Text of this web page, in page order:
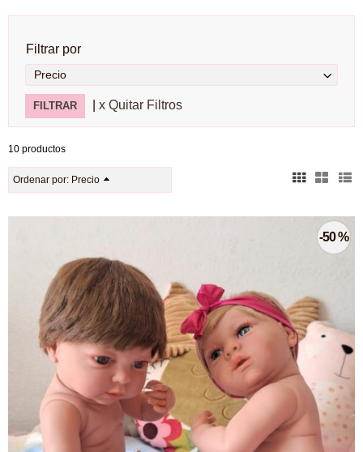
Filtrar por
Precio
x Quitar Filtros
10 productos
Ordenar por: Precio
-50 %